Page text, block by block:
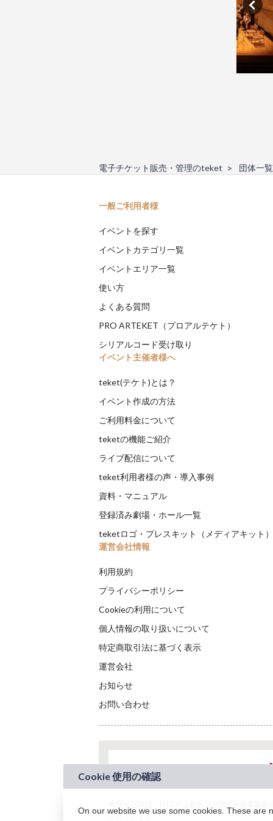
電子チケット販売・管理のteket 団体一覧
一般ご利用者様
イベントを探す
イベントカテゴリ一覧
イベントエリア一覧
使い方
よくある質問
PRO ARTEKET（プロアルテケト）
シリアルコード受け取り
イベント主催者様へ
teket(テケト)とは？
イベント作成の方法
ご利用料金について
teketの機能ご紹介
ライブ配信について
teket利用者様の声・導入事例
資料・マニュアル
登録済み劇場・ホール一覧
teketロゴ・プレスキット（メディアキット）
運営会社情報
利用規約
プライバシーポリシー
Cookieの利用について
個人情報の取り扱いについて
特定商取引法に基づく表示
運営会社
お知らせ
お問い合わせ
されています。
On our website we use some cookies. These are